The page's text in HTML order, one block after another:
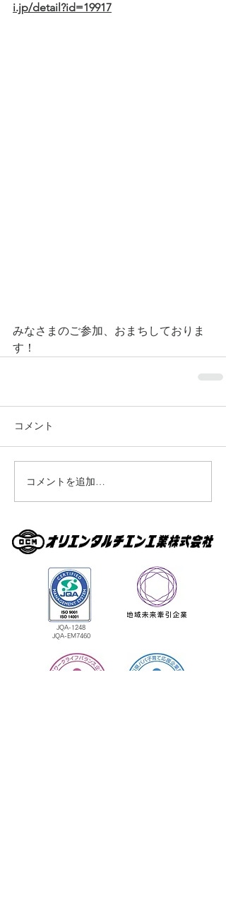
i.jp/detail?id=19917
みなさまのご参加、おまちしておりま
す！
コメント
コメントを追加…
JQA-1248
​JQA-EM7460